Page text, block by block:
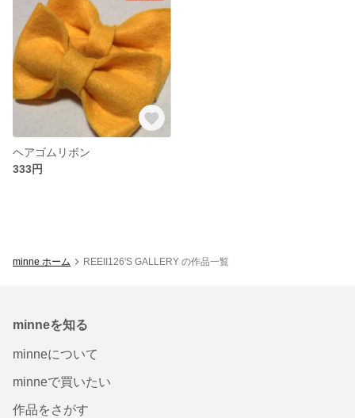
ヘアゴムリボン
333円
minne ホーム REEII126'S GALLERY の作品一覧
minneを知る
minneについて
minneで買いたい
作品をさがす